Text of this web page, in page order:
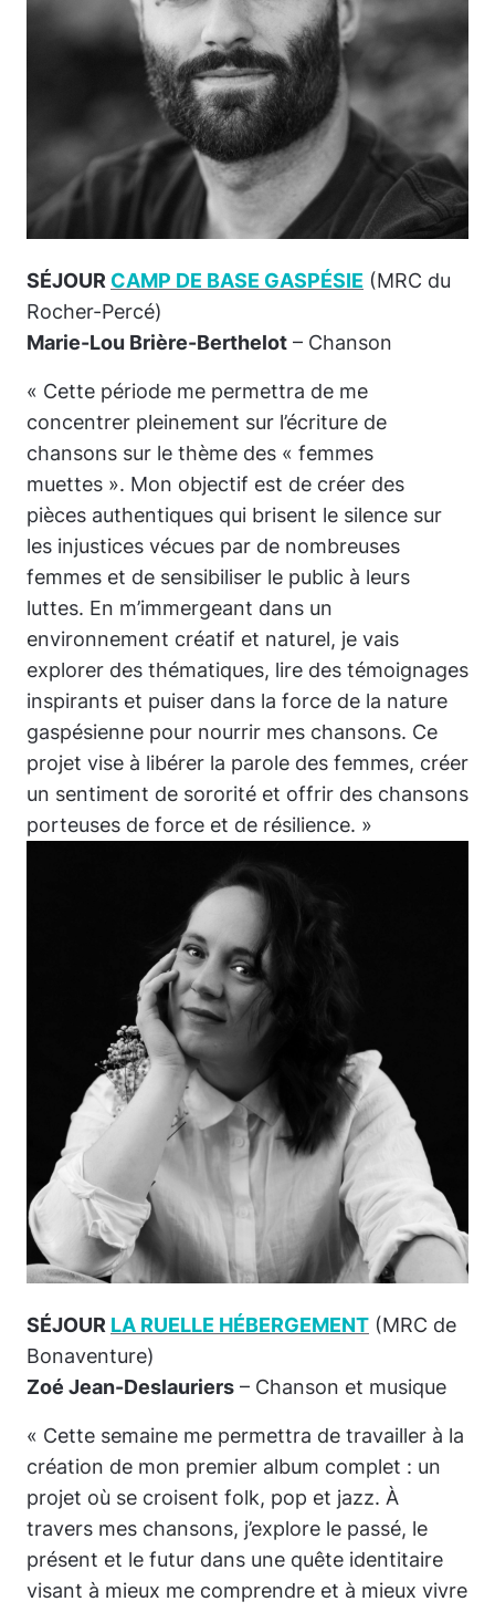
SÉJOUR CAMP DE BASE GASPÉSIE (MRC du
Rocher-Percé)
Marie-Lou Brière-Berthelot – Chanson
« Cette période me permettra de me
concentrer pleinement sur l’écriture de
chansons sur le thème des « femmes
muettes ». Mon objectif est de créer des
pièces authentiques qui brisent le silence sur
les injustices vécues par de nombreuses
femmes et de sensibiliser le public à leurs
luttes. En m’immergeant dans un
environnement créatif et naturel, je vais
explorer des thématiques, lire des témoignages
inspirants et puiser dans la force de la nature
gaspésienne pour nourrir mes chansons. Ce
projet vise à libérer la parole des femmes, créer
un sentiment de sororité et offrir des chansons
porteuses de force et de résilience. »
SÉJOUR LA RUELLE HÉBERGEMENT (MRC de
Bonaventure)
Zoé Jean-Deslauriers – Chanson et musique
« Cette semaine me permettra de travailler à la
création de mon premier album complet : un
projet où se croisent folk, pop et jazz. À
travers mes chansons, j’explore le passé, le
présent et le futur dans une quête identitaire
visant à mieux me comprendre et à mieux vivre